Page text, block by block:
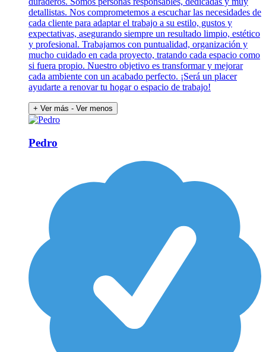
detallistas. Nos comprometemos a escuchar las necesidades de
cada cliente para adaptar el trabajo a su estilo, gustos y
expectativas, asegurando siempre un resultado limpio, estético
y profesional. Trabajamos con puntualidad, organización y
mucho cuidado en cada proyecto, tratando cada espacio como
si fuera propio. Nuestro objetivo es transformar y mejorar
cada ambiente con un acabado perfecto. ¡Será un placer
ayudarte a renovar tu hogar o espacio de trabajo!
+ Ver más - Ver menos
Pedro